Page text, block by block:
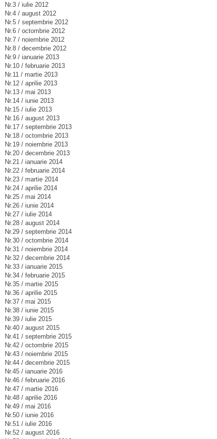
Nr.3 / iulie 2012
Nr.4 / august 2012
Nr.5 / septembrie 2012
Nr.6 / octombrie 2012
Nr.7 / noiembrie 2012
Nr.8 / decembrie 2012
Nr.9 / ianuarie 2013
Nr.10 / februarie 2013
Nr.11 / martie 2013
Nr.12 / aprilie 2013
Nr.13 / mai 2013
Nr.14 / iunie 2013
Nr.15 / iulie 2013
Nr.16 / august 2013
Nr.17 / septembrie 2013
Nr.18 / octombrie 2013
Nr.19 / noiembrie 2013
Nr.20 / decembrie 2013
Nr.21 / ianuarie 2014
Nr.22 / februarie 2014
Nr.23 / martie 2014
Nr.24 / aprilie 2014
Nr.25 / mai 2014
Nr.26 / iunie 2014
Nr.27 / iulie 2014
Nr.28 / august 2014
Nr.29 / septembrie 2014
Nr.30 / octombrie 2014
Nr.31 / noiembrie 2014
Nr.32 / decembrie 2014
Nr.33 / ianuarie 2015
Nr.34 / februarie 2015
Nr.35 / martie 2015
Nr.36 / aprilie 2015
Nr.37 / mai 2015
Nr.38 / iunie 2015
Nr.39 / iulie 2015
Nr.40 / august 2015
Nr.41 / septembrie 2015
Nr.42 / octombrie 2015
Nr.43 / noiembrie 2015
Nr.44 / decembrie 2015
Nr.45 / ianuarie 2016
Nr.46 / februarie 2016
Nr.47 / martie 2016
Nr.48 / aprilie 2016
Nr.49 / mai 2016
Nr.50 / iunie 2016
Nr.51 / iulie 2016
Nr.52 / august 2016